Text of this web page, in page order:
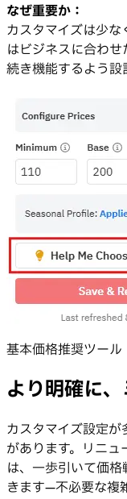
なぜ重要か：
カスタマイズは少
はビジネスに合わ
続き機能するよう設
基本価格推奨ツール
より明確に
カスタマイズ設定
があります。リニュ
は、一歩引いて価
きます—不必要な複